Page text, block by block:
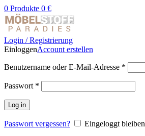
0 Produkte 0 €
Login / Registrierung
EinloggenAccount erstellen
Benutzername oder E-Mail-Adresse *
Passwort *
Log in
Passwort vergessen?
Eingeloggt bleiben